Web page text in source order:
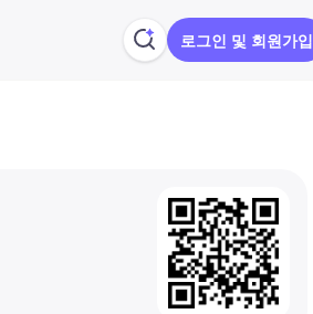
로그인 및 회원가입